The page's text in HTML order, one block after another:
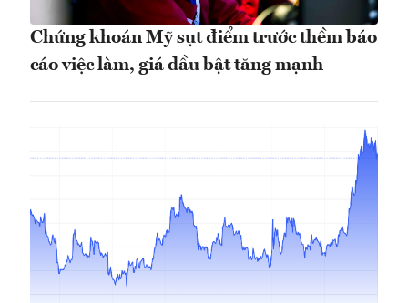
Chứng khoán Mỹ sụt điểm trước thềm báo
cáo việc làm, giá dầu bật tăng mạnh